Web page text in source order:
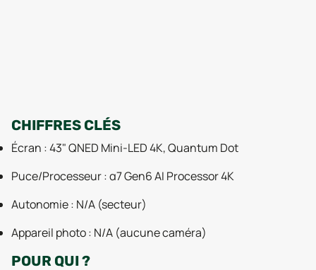
CHIFFRES CLÉS
Écran : 43" QNED Mini-LED 4K, Quantum Dot
Puce/Processeur : α7 Gen6 AI Processor 4K
Autonomie : N/A (secteur)
Appareil photo : N/A (aucune caméra)
POUR QUI ?